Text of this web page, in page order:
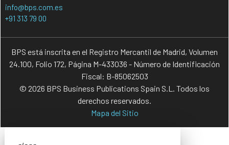
info@bps.com.es
+91 313 79 00
BPS está inscrita en el Registro Mercantil de Madrid, Volumen
24.100, Folio 172, Página M-433036 - Número de Identificación
Fiscal: B-85062503
© 2026 BPS Business Publications Spain S.L. Todos los
derechos reservados.
Mapa del Sitio